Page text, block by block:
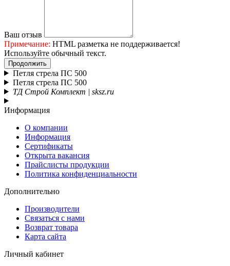
Ваш отзыв
Примечание: HTML разметка не поддерживается!
Используйте обычный текст.
Продолжить
Петля стрела ПС 500
Петля стрела ПС 500
ТД Строй Комплект | sksz.ru
Информация
О компании
Информация
Сертификаты
Открыта вакансия
Прайслисты продукции
Политика конфиденциальности
Дополнительно
Производители
Связаться с нами
Возврат товара
Карта сайта
Личный кабинет